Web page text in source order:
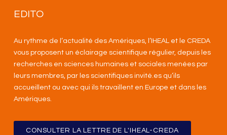
EDITO
Au rythme de l’actualité des Amériques, l’IHEAL et le CREDA
vous proposent un éclairage scientifique régulier, depuis les
recherches en sciences humaines et sociales menées par
leurs membres, par les scientifiques invité.es qu’ils
accueillent ou avec qui ils travaillent en Europe et dans les
Amériques.
CONSULTER LA LETTRE DE L'IHEAL-CREDA